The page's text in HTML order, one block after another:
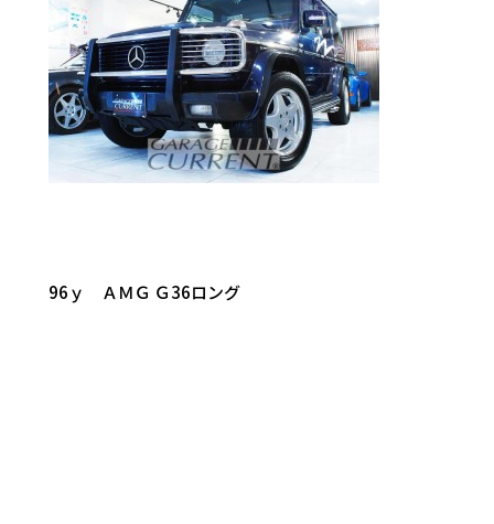
96ｙ ＡＭＧ Ｇ36ロング